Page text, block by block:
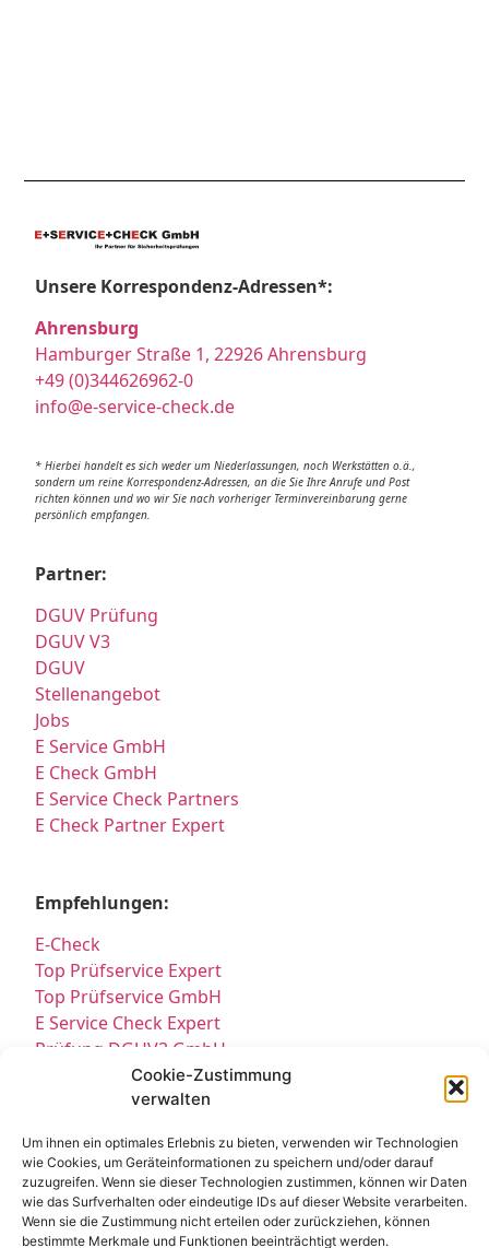
Cookie-Zustimmung
verwalten
Um ihnen ein optimales Erlebnis zu bieten, verwenden wir Technologien
wie Cookies, um Geräteinformationen zu speichern und/oder darauf
zuzugreifen. Wenn sie dieser Technologien zustimmen, können wir Daten
wie das Surfverhalten oder eindeutige IDs auf dieser Website verarbeiten.
Wenn sie die Zustimmung nicht erteilen oder zurückziehen, können
bestimmte Merkmale und Funktionen beeinträchtigt werden.
Unsere Korrespondenz-Adressen*:
Ahrensburg
Hamburger Straße 1, 22926 Ahrensburg
+49 (0)344626962-0
info@e-service-check.de
* Hierbei handelt es sich weder um Niederlassungen, noch Werkstätten o.ä.,
sondern um reine Korrespondenz-Adressen, an die Sie Ihre Anrufe und Post
richten können und wo wir Sie nach vorheriger Terminvereinbarung gerne
persönlich empfangen.
Partner:
DGUV Prüfung
DGUV V3
DGUV
Stellenangebot
Jobs
E Service GmbH
E Check GmbH
E Service Check Partners
E Check Partner Expert
Empfehlungen:
E-Check
Top Prüfservice Expert
Top Prüfservice GmbH
E Service Check Expert
Prüfung DGUV3 GmbH
Sicherheitsprüfungen Partners
Sicherheitsprüfungen Expert
Prüfung elektrischer Anlagen